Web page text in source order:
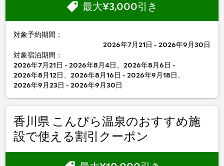
対象予約期間：
2026年7月21日 - 2026年9月30日
対象宿泊期間：
2026年7月21日 - 2026年8月4日、2026年8月6日 -
2026年8月12日、2026年8月16日 - 2026年9月18日、
2026年9月23日 - 2026年9月30日
最大¥3,000引き
香川県 こんぴら温泉のおすすめ施
設で使える割引クーポン